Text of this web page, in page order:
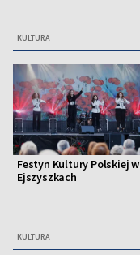
KULTURA
Festyn Kultury Polskiej w
Ejszyszkach
KULTURA